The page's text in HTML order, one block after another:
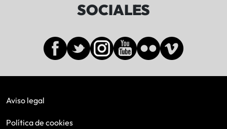
SOCIALES
Aviso legal
Política de cookies